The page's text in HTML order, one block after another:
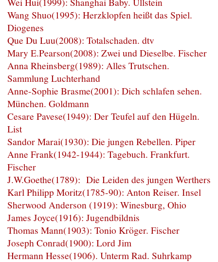
Wang Shuo(1995): Herzklopfen heißt das Spiel.
Diogenes
Que Du Luu(2008): Totalschaden. dtv
Mary E.Pearson(2008): Zwei und Dieselbe. Fischer
Anna Rheinsberg(1989): Alles Trutschen.
Sammlung Luchterhand
Anne-Sophie Brasme(2001): Dich schlafen sehen.
München. Goldmann
Cesare Pavese(1949): Der Teufel auf den Hügeln.
List
Sandor Marai(1930): Die jungen Rebellen. Piper
Anne Frank(1942-1944): Tagebuch. Frankfurt.
Fischer
J.W.Goethe(1789): Die Leiden des jungen Werthers
Karl Philipp Moritz(1785-90): Anton Reiser. Insel
Sherwood Anderson (1919): Winesburg, Ohio
James Joyce(1916): Jugendbildnis
Thomas Mann(1903): Tonio Kröger. Fischer
Joseph Conrad(1900): Lord Jim
Hermann Hesse(1906). Unterm Rad. Suhrkamp